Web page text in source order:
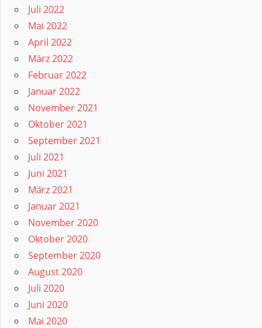
Juli 2022
Mai 2022
April 2022
März 2022
Februar 2022
Januar 2022
November 2021
Oktober 2021
September 2021
Juli 2021
Juni 2021
März 2021
Januar 2021
November 2020
Oktober 2020
September 2020
August 2020
Juli 2020
Juni 2020
Mai 2020